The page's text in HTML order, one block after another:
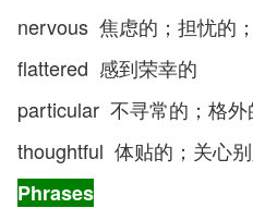
nervous 焦虑的；担忧的
flattered 感到荣幸的
particular 不寻常的；格外
thoughtful 体贴的；关心
Phrases